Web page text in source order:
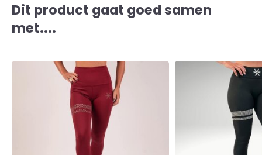
Dit product gaat goed samen
met....